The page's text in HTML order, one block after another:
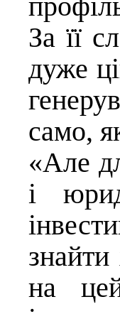
За її
дуже
само,
«Але
і
знайти
на